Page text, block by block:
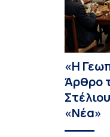
«Η
Άρθρο
«Νέα»